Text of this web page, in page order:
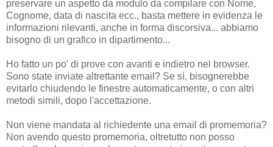
preservare un aspetto da modulo da compilare con Nome,
Cognome, data di nascita ecc., basta mettere in evidenza le
informazioni rilevanti, anche in forma discorsiva... abbiamo
bisogno di un grafico in dipartimento...
Ho fatto un po' di prove con avanti e indietro nel browser.
Sono state inviate altrettante email? Se sì, bisognerebbe
evitarlo chiudendo le finestre automaticamente, o con altri
metodi simili, dopo l'accettazione.
Non viene mandata al richiedente una email di promemoria?
Non avendo questo promemoria, oltretutto non posso